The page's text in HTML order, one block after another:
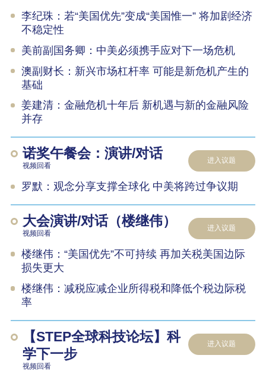
李纪珠：若“美国优先”变成“美国惟一” 将加剧经济
不稳定性
美前副国务卿：中美必须携手应对下一场危机
澳副财长：新兴市场杠杆率 可能是新危机产生的
基础
姜建清：金融危机十年后 新机遇与新的金融风险
并存
诺奖午餐会：演讲/对话
视频回看
进入议题
罗默：观念分享支撑全球化 中美将跨过争议期
大会演讲/对话（楼继伟）
视频回看
进入议题
楼继伟：“美国优先”不可持续 再加关税美国边际
损失更大
楼继伟：减税应减企业所得税和降低个税边际税
率
【STEP全球科技论坛】科
学下一步
视频回看
进入议题